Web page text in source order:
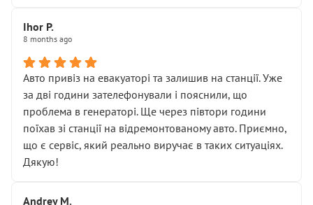
Далі ситуація тільки погіршилась:
• сказали, що тепер “потрібно знімати колеса”
• що біля авто стояти вже не можна
• почали озвучувати купу додаткових робіт без
чіткого пояснення
( ну все зняли та доробили) дякую!
Окремий момент, який виглядає абсурдно:
мені заявили, що бачок гальмівної рідини потрібно
міняти разом із головним гальмівним циліндром у
Для людини, яка хоча б трохи розуміється на техніці,
Ihor P.
8 months ago
Авто привіз на евакуаторі та залишив на станції. Уже
за дві години зателефонували і пояснили, що
проблема в генераторі. Ще через півтори години
поїхав зі станції на відремонтованому авто. Приємно,
що є сервіс, який реально виручає в таких ситуаціях.
Дякую!
Andrey M.